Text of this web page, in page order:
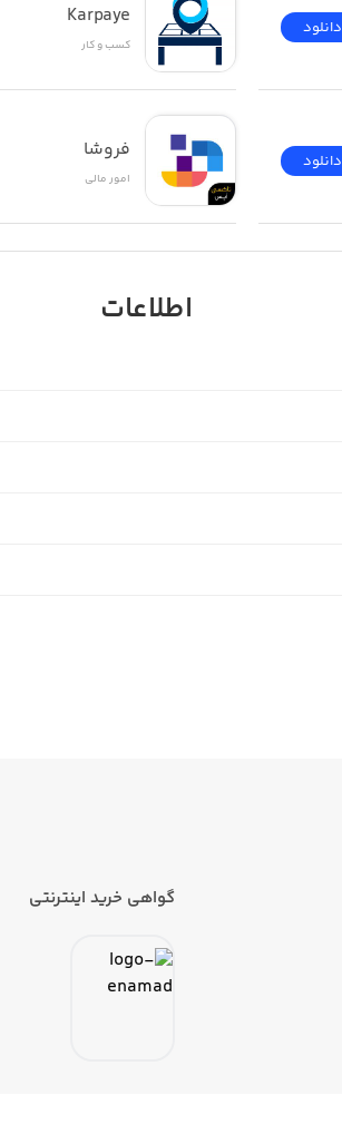
دانلود
دانلود
Karpaye
کسب‌ و ‌کار
فروشا
امور ‌مالی
اطلاعات
گواهی خرید اینترنتی